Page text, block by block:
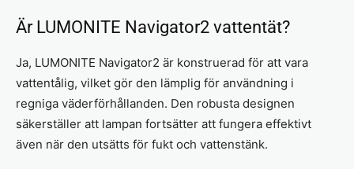
Är LUMONITE Navigator2 vattentät?
Ja, LUMONITE Navigator2 är konstruerad för att vara
vattentålig, vilket gör den lämplig för användning i
regniga väderförhållanden. Den robusta designen
säkerställer att lampan fortsätter att fungera effektivt
även när den utsätts för fukt och vattenstänk.